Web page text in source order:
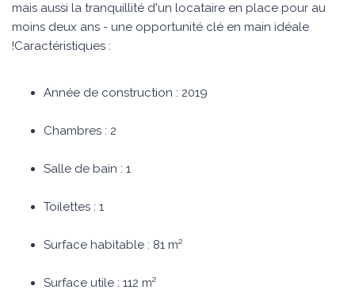
mais aussi la tranquillité d'un locataire en place pour au
moins deux ans - une opportunité clé en main idéale
!Caractéristiques :
Année de construction : 2019
Chambres : 2
Salle de bain : 1
Toilettes : 1
Surface habitable : 81 m²
Surface utile : 112 m²